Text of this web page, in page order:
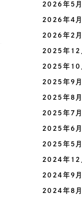
2026年5月
2026年4月
2026年2月
2025年12
2025年10
2025年9月
2025年8月
2025年7月
2025年6月
2025年5月
2024年12
2024年9月
2024年8月